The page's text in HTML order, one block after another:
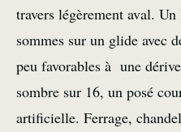
travers légèrement aval.
sommes sur un glide avec
peu favorables à une
sombre sur 16, un posé
artificielle. Ferrage,